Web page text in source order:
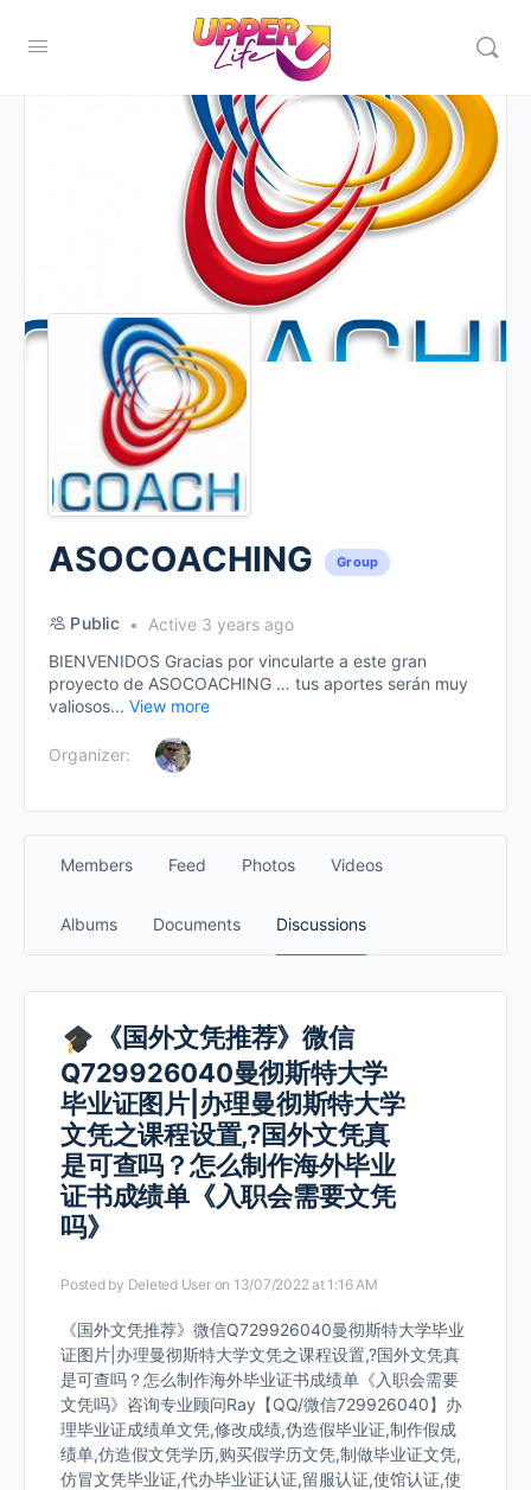
ASOCOACHING Group
Public
Active 3 years ago
BIENVENIDOS Gracias por vincularte a este gran
proyecto de ASOCOACHING … tus aportes serán muy
valiosos... View more
Organizer:
Members Feed Photos Videos
Albums Documents Discussions
《国外文凭推荐》微信
Q729926040曼彻斯特大学
毕业证图片|办理曼彻斯特大学
文凭之课程设置,?国外文凭真
是可查吗？怎么制作海外毕业
证书成绩单《入职会需要文凭
吗》
Posted by Deleted User on 13/07/2022 at 1:16 AM
《国外文凭推荐》微信Q729926040曼彻斯特大学毕业
证图片|办理曼彻斯特大学文凭之课程设置,?国外文凭真
是可查吗？怎么制作海外毕业证书成绩单《入职会需要
文凭吗》咨询专业顾问Ray【QQ/微信729926040】办
理毕业证成绩单文凭,修改成绩,伪造假毕业证,制作假成
绩单,仿造假文凭学历,购买假学历文凭,制做毕业证文凭,
仿冒文凭毕业证,代办毕业证认证,留服认证,使馆认证,使